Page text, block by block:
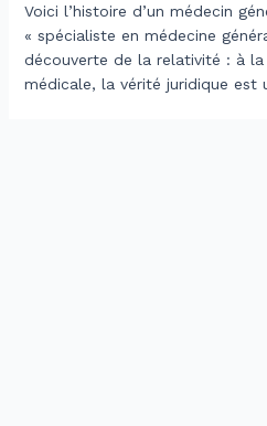
Voici l’histoire d’un médecin
« spécialiste en médecine
découverte de la relativité : à
médicale, la vérité juridique est